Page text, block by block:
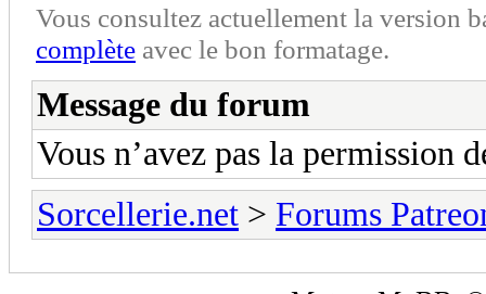
Vous consultez actuellement la version
complète avec le bon formatage.
Message du forum
Vous n’avez pas la permission
Sorcellerie.net > Forums